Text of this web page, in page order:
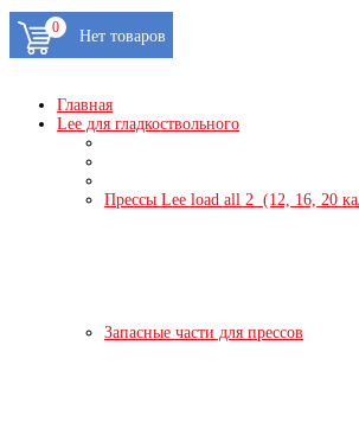
0
Главная
Lee для гладкоствольного
Прессы Lee load all 2 (12, 16, 20
Запасные части для прессов